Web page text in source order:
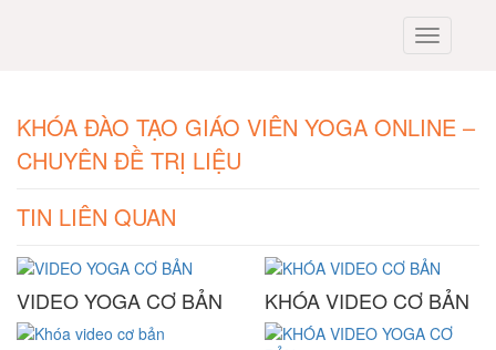
KHÓA ĐÀO TẠO GIÁO VIÊN YOGA ONLINE –
CHUYÊN ĐỀ TRỊ LIỆU
TIN LIÊN QUAN
VIDEO YOGA CƠ BẢN KHÓA VIDEO CƠ BẢN